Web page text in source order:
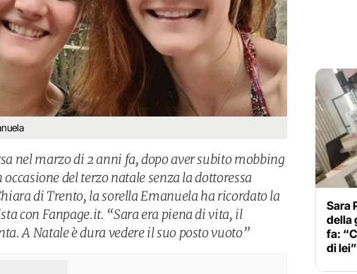
nel marzo di 2 anni fa, dopo aver subito mobbing
del terzo natale senza la dottoressa
di Trento, la sorella Emanuela ha ricordato la
con Fanpage.it. “Sara era piena di vita, il
A Natale è dura vedere il suo posto vuoto”
Sara
della
fa:
di lei”